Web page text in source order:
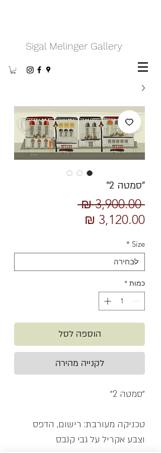
Sigal Melinger Gallery
״סמטה 2״
‏3,900.00 ‏₪
מחיר
Size
*
כמות *
הוספה לסל
לקנייה מהירה
״סמטה 2״
טכניקה מעורבת: רישום, הדפס
וצבע אקריל על גבי קנבס